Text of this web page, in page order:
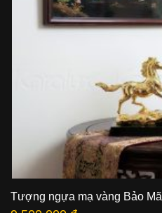
Tượng ngựa mạ vàng Bảo Mã